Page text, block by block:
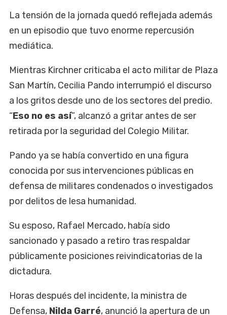
La tensión de la jornada quedó reflejada además
en un episodio que tuvo enorme repercusión
mediática.
Mientras Kirchner criticaba el acto militar de Plaza
San Martín, Cecilia Pando interrumpió el discurso
a los gritos desde uno de los sectores del predio.
“Eso no es así”, alcanzó a gritar antes de ser
retirada por la seguridad del Colegio Militar.
Pando ya se había convertido en una figura
conocida por sus intervenciones públicas en
defensa de militares condenados o investigados
por delitos de lesa humanidad.
Su esposo, Rafael Mercado, había sido
sancionado y pasado a retiro tras respaldar
públicamente posiciones reivindicatorias de la
dictadura.
Horas después del incidente, la ministra de
Defensa, Nilda Garré, anunció la apertura de un